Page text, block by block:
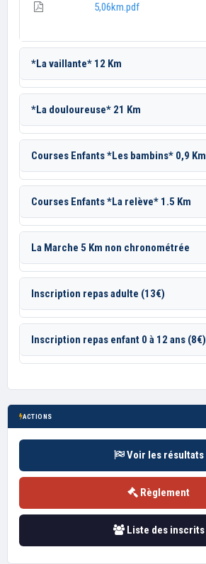
5,06km.pdf
*La vaillante* 12 Km
*La douloureuse* 21 Km
Courses Enfants *Les bambins* 0,9 Km
Courses Enfants *La relève* 1.5 Km
La Marche 5 Km non chronométrée
Inscription repas adulte (13€)
Inscription repas enfant 0 à 12 ans (8€)
ACTIONS
Voir les résultats
Règlement
Liste des inscrits